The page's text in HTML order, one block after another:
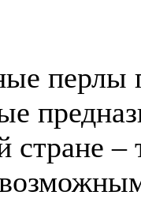
перлы
стране